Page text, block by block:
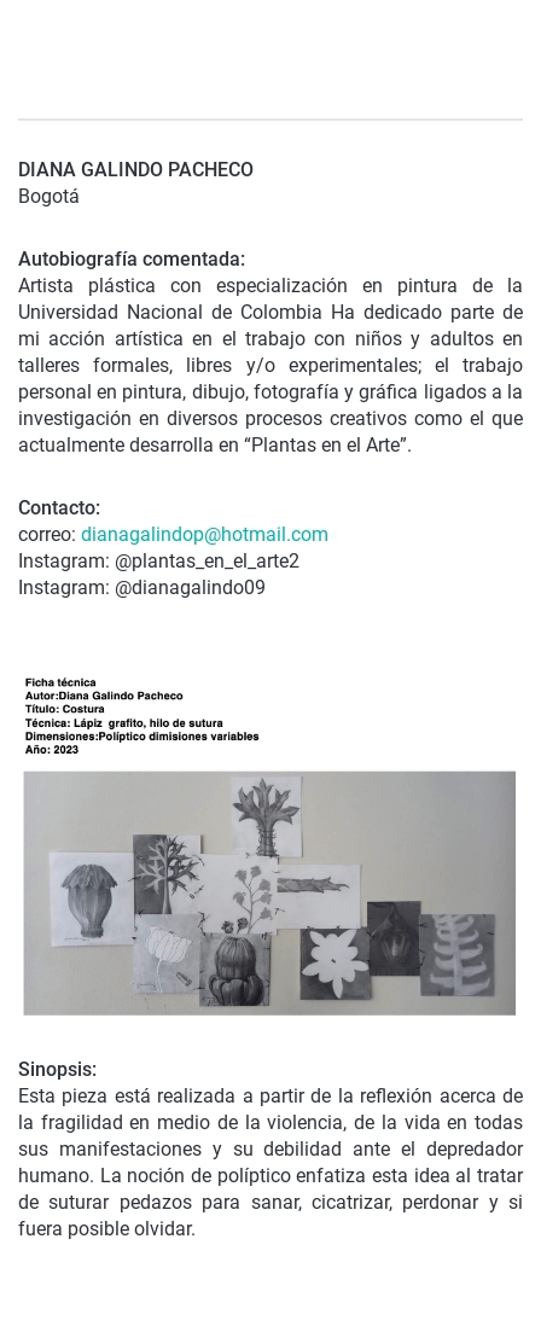
DIANA GALINDO PACHECO
Bogotá
Autobiografía comentada:
Artista plástica con especialización en pintura de la
Universidad Nacional de Colombia Ha dedicado parte de
mi acción artística en el trabajo con niños y adultos en
talleres formales, libres y/o experimentales; el trabajo
personal en pintura, dibujo, fotografía y gráfica ligados a la
investigación en diversos procesos creativos como el que
actualmente desarrolla en “Plantas en el Arte”.
Contacto:
correo: dianagalindop@hotmail.com
Instagram: @plantas_en_el_arte2
Instagram: @dianagalindo09
Sinopsis:
Esta pieza está realizada a partir de la reflexión acerca de
la fragilidad en medio de la violencia, de la vida en todas
sus manifestaciones y su debilidad ante el depredador
humano. La noción de políptico enfatiza esta idea al tratar
de suturar pedazos para sanar, cicatrizar, perdonar y si
fuera posible olvidar.